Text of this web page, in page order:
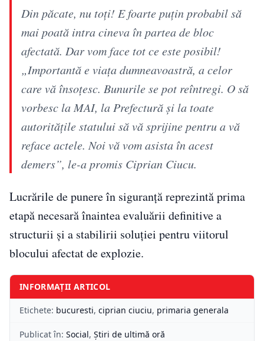
Din păcate, nu toți! E foarte puțin probabil să
mai poată intra cineva în partea de bloc
afectată. Dar vom face tot ce este posibil!
„Importantă e viața dumneavoastră, a celor
care vă însoțesc. Bunurile se pot reîntregi. O să
vorbesc la MAI, la Prefectură și la toate
autoritățile statului să vă sprijine pentru a vă
reface actele. Noi vă vom asista în acest
demers”, le-a promis Ciprian Ciucu.
Lucrările de punere în siguranță reprezintă prima
etapă necesară înaintea evaluării definitive a
structurii și a stabilirii soluției pentru viitorul
blocului afectat de explozie.
INFORMAȚII ARTICOL
Etichete: bucuresti, ciprian ciuciu, primaria generala
Publicat în: Social, Știri de ultimă oră